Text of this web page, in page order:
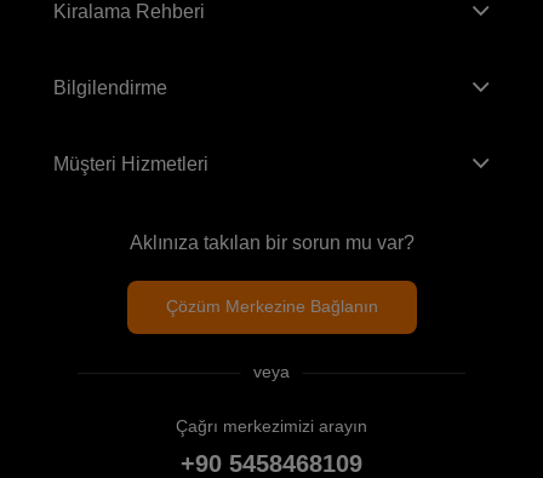
Kiralama Rehberi
Bilgilendirme
Müşteri Hizmetleri
Aklınıza takılan bir sorun mu var?
Çözüm Merkezine Bağlanın
veya
Çağrı merkezimizi arayın
+90 5458468109